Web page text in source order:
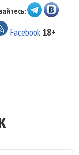
Facebook 18+